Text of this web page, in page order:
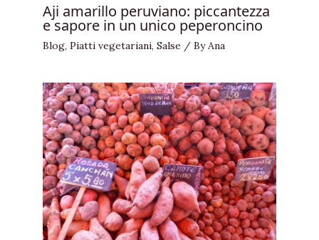
Aji amarillo peruviano: piccantezza
e sapore in un unico peperoncino
Blog, Piatti vegetariani, Salse / ByAna